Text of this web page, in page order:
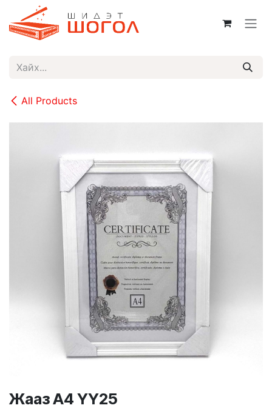
Skip to Content
All Products
Жааз А4 YY25